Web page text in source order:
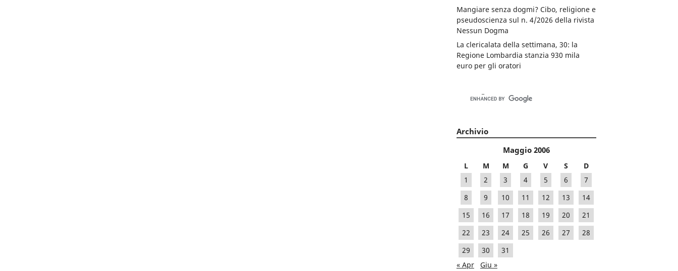
Mangiare senza dogmi? Cibo, religione e
pseudoscienza sul n. 4/2026 della rivista
Nessun Dogma
La clericalata della settimana, 30: la
Regione Lombardia stanzia 930 mila
euro per gli oratori
Archivio
Maggio 2006
L M M G V S
D
1
2 3 4 5 6
7
8
9 10 11 12 13
14
15
16 17 18 19 20
21
22
23 24 25 26 27
28
29
30
31
« Apr
Giu »